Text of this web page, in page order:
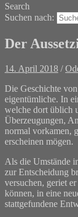
Search
Suchen nach:
Der
14. April 2018 /
Die Geschichte
eigentümliche. In
welche dort üblich
Überzeugungen,
normal vorkamen,
erscheinen mögen.
Als die Umstände
zur Entscheidung
versuchen, geriet
können, in eine
stattgefundene